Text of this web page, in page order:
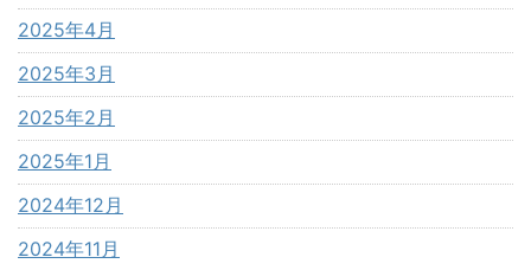
2025年4月
2025年3月
2025年2月
2025年1月
2024年12月
2024年11月